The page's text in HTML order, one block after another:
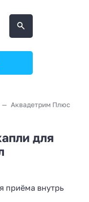
Аквадетрим Плюс
для